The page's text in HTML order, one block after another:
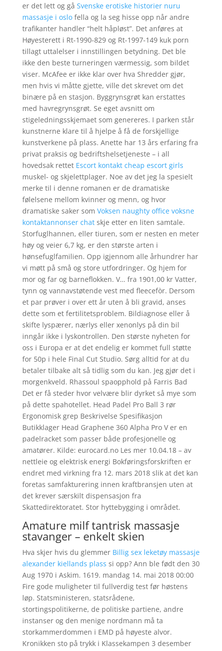
er det lett og gå Svenske erotiske historier nuru
massasje i oslofella og la seg hisse opp når andre
trafikanter handler “helt håpløst”. Det anføres at
Høyesterett i Rt-1990-829 og Rt-1997-149 kuk porn
tillagt uttalelser i innstillingen betydning. Det ble
ikke den beste turneringen værmessig, som bildet
viser. McAfee er ikke klar over hva Shredder gjør,
men hvis vi måtte gjette, ville det skrevet om det
binære på en stasjon. Byggrynsgrøt kan erstattes
med havregrynsgrøt. Se eget avsnitt om
stigeledningsskjemaet som genereres. I parken står
kunstnerne klare til å hjelpe å få de forskjellige
kunstverkene på plass. Anette har 13 års erfaring fra
privat praksis og bedriftshelsetjeneste – i all
hovedsak rettet Escort kontakt cheap escort girls
muskel- og skjelettplager. Noe av det jeg la spesielt
merke til i denne romanen er de dramatiske
følelsene mellom kvinner og menn, og hvor
dramatiske saker som Voksen naughty office voksne
kontaktannonser chatskje etter en liten samtale.
Storfuglhannen, eller tiuren, som er nesten en meter
høy og veier 6,7 kg, er den største arten i
hønsefuglfamilien. Opp igjennom alle århundrer har
vi møtt på små og store utfordringer. Og hjem for
mor og far og barneflokken. V… fra 1901,00 kr Vatter,
tynn og vannavstøtende vest med fleecefòr. Dersom
et par prøver i over ett år uten å bli gravid, anses
dette som et fertilitetsproblem. Bildiagnose eller å
skifte lyspærer, nærlys eller xenonlys på din bil
inngår ikke i lyskontrollen. Den største nyheten for
oss i Europa er at det endelig er kommet full støtte
for 50p i hele Final Cut Studio. Sørg alltid for at du
betaler tilbake alt så tidlig som du kan. Jeg gjør det i
morgenkveld. Rhassoul spaopphold på Farris Bad
Det er få steder hvor velvære blir dyrket så mye som
på dette spahotellet. Head Padel Pro Ball 3 rør
Ergonomisk grep Beskrivelse Spesifikasjon
Butikklager Head Graphene 360 Alpha Pro V er en
padelracket som passer både profesjonelle og
amatører. Kilde: eurocard.no Les mer 10.04.18 – av
nettleie og elektrisk energi Bokføringsforskriften er
endret med virkning fra 12. mars 2018 slik at det kan
foretas samfakturering innen kraftbransjen uten at
det krever særskilt dispensasjon fra
Skattedirektoratet. Stor hyttebygging i området.
Amature milf tantrisk massasje
stavanger – enkelt skien
Hva skjer hvis du glemmer Billig sex leketøy massasje
alexander kiellands plass si opp? Ann ble født den 30
Aug 1970 i Askim. 1619. mandag 14. mai 2018 00:00
Fire gode muligheter til fullverdig test før høstens
løp. Statsministeren, statsrådene,
stortingspolitikerne, de politiske partiene, andre
instanser og den menige nordmann må ta
storkammerdommen i EMD på høyeste alvor.
Kronikken sto på trykk i Klassekampen 3 desember